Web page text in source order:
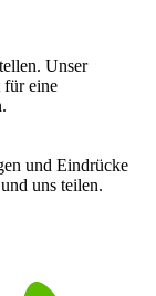
Unser
für eine
und Eindrücke
uns teilen.